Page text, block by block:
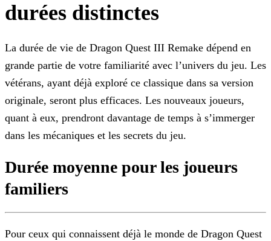
durées distinctes
La durée de vie de Dragon Quest III Remake dépend en
grande partie de votre familiarité avec l’univers du jeu. Les
vétérans, ayant déjà exploré ce classique dans sa version
originale, seront plus efficaces. Les nouveaux joueurs,
quant à eux, prendront davantage de temps à s’immerger
dans les mécaniques et les secrets du jeu.
Durée moyenne pour les joueurs
familiers
Pour ceux qui connaissent déjà le monde de Dragon Quest